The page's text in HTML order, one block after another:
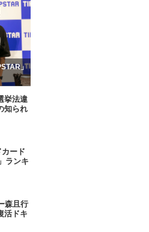
」
挙法違
知られ
カード
ランキ
森且行
活ドキ